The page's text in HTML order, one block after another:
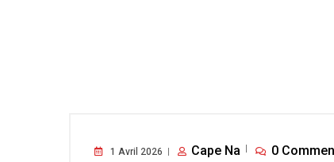
1 Avril 2026 Cape Na 0